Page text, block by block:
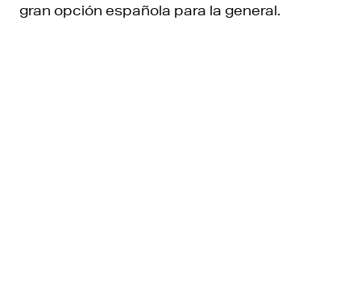
gran opción española para la general.